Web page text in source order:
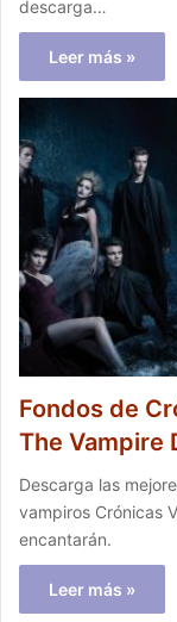
descarga…
Leer más »
Fondos de
The Vampire
Descarga las
vampiros Crónicas
encantarán.
Leer más »